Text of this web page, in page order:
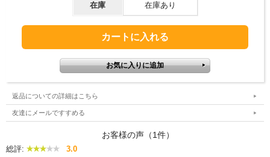
在庫 在庫あり
返品についての詳細はこちら
友達にメールですすめる
お客様の声（1件）
総評: 3.0